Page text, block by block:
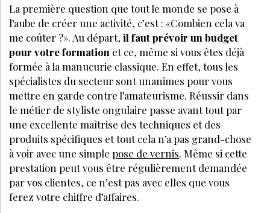
La première question que tout le monde se pose à
l’aube de créer une activité, c’est : «Combien cela va
me coûter ?». Au départ, il faut prévoir un budget
pour votre formation et ce, même si vous êtes déjà
formée à la manucurie classique. En effet, tous les
spécialistes du secteur sont unanimes pour vous
mettre en garde contre l’amateurisme. Réussir dans
le métier de styliste ongulaire passe avant tout par
une excellente maîtrise des techniques et des
produits spécifiques et tout cela n’a pas grand-chose
à voir avec une simple pose de vernis. Même si cette
prestation peut vous être régulièrement demandée
par vos clientes, ce n’est pas avec elles que vous
ferez votre chiffre d’affaires.